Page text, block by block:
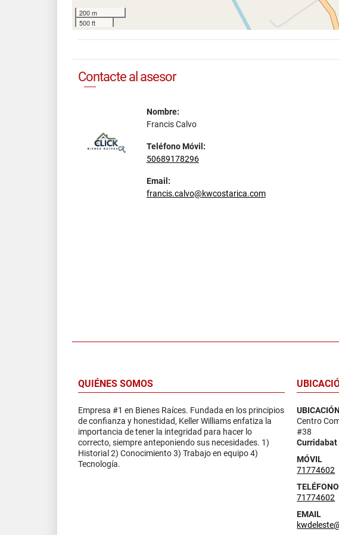
200 m
500 ft
Contacte al asesor
Nombre:
Francis Calvo
Teléfono Móvil:
50689178296
Email:
francis.calvo@kwcostarica.com
QUIÉNES SOMOS
Empresa #1 en Bienes Raíces. Fundada en los principios
de confianza y honestidad, Keller Williams enfatiza la
importancia de tener la integridad para hacer lo
correcto, siempre anteponiendo sus necesidades. 1)
Historial 2) Conocimiento 3) Trabajo en equipo 4)
Tecnología.
UBICACIÓN
Centro
#38
Curridabat
MÓVIL
71774602
TELÉFONO
71774602
EMAIL